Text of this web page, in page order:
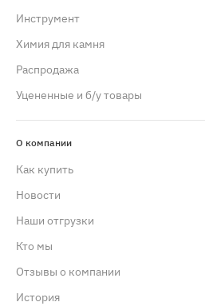
Инструмент
Химия для камня
Распродажа
Уцененные и б/у товары
О компании
Как купить
Новости
Наши отгрузки
Кто мы
Отзывы о компании
История